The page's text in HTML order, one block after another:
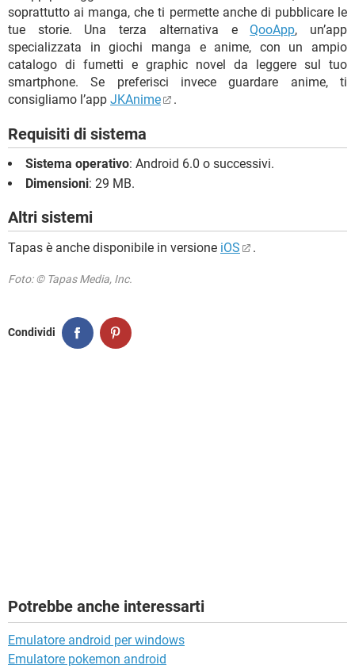
soprattutto ai manga, che ti permette anche di pubblicare le
tue storie. Una terza alternativa eQooApp, un’app
specializzata in giochi manga e anime, con un ampio
catalogo di fumetti e graphic novel da leggere sul tuo
smartphone. Se preferisci invece guardare anime, ti
consigliamo l’app JKAnime .
Requisiti di sistema
Sistema operativo: Android 6.0 o successivi.
Dimensioni: 29 MB.
Altri sistemi
Tapas è anche disponibile in versione iOS .
Foto: © Tapas Media, Inc.
Condividi
Potrebbe anche interessarti
Emulatore android per windows
Emulatore pokemon android